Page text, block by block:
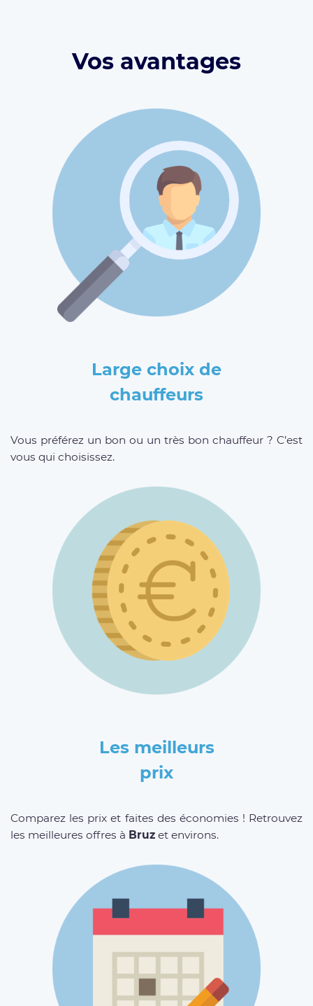
Vos avantages
Large choix de
chauffeurs
Vous préférez un bon ou un très bon chauffeur ? C’est
vous qui choisissez.
Les meilleurs
prix
Comparez les prix et faites des économies ! Retrouvez
les meilleures offres à Bruz et environs.